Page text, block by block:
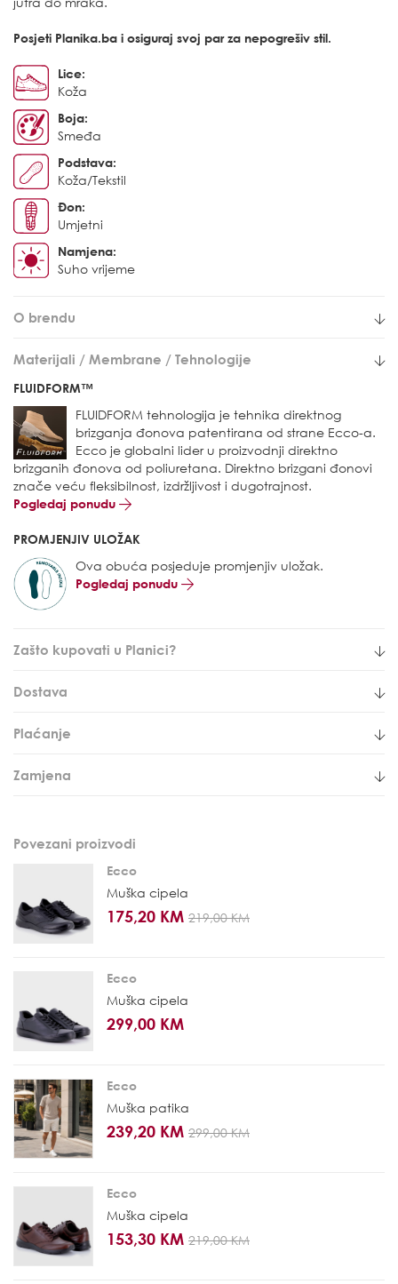
Posjeti Planika.ba i osiguraj svoj par za nepogrešiv stil.
Lice:
Koža
Boja:
Smeđa
Podstava:
Koža/Tekstil
Đon:
Umjetni
Namjena:
Suho vrijeme
O brendu
Materijali / Membrane / Tehnologije
FLUIDFORM™
FLUIDFORM tehnologija je tehnika direktnog
brizganja đonova patentirana od strane Ecco-a.
Ecco je globalni lider u proizvodnji direktno
brizganih đonova od poliuretana. Direktno brizgani đonovi
znače veću fleksibilnost, izdržljivost i dugotrajnost.
Pogledaj ponudu
PROMJENJIV ULOŽAK
Ova obuća posjeduje promjenjiv uložak.
Pogledaj ponudu
Zašto kupovati u Planici?
Dostava
Plaćanje
Zamjena
Povezani proizvodi
Ecco
Muška cipela
175,20 KM 219,00 KM
Ecco
Muška cipela
299,00 KM
Ecco
Muška patika
239,20 KM 299,00 KM
Ecco
Muška cipela
153,30 KM 219,00 KM